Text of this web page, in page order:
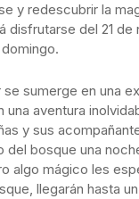
y redescubrir la
disfrutarse del 21 de
sumerge en una
aventura
y sus
del bosque una
algo mágico les
llegarán hasta